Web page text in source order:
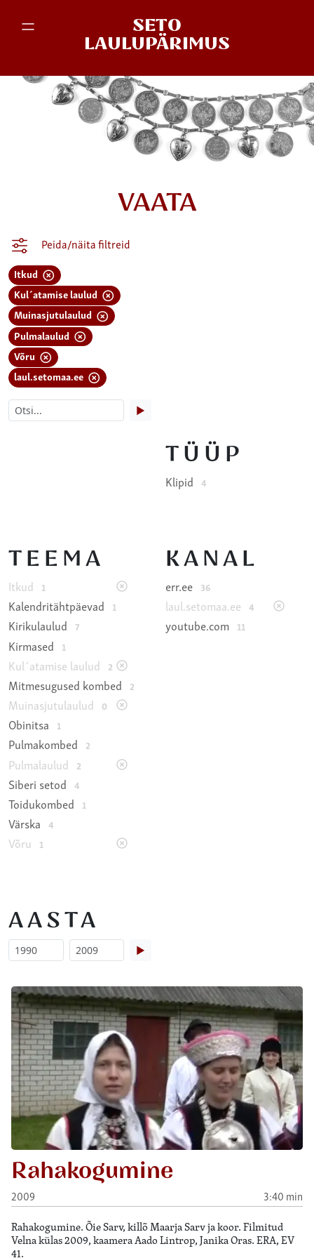
SETO
LAULUPÄRIMUS
VAATA
Peida/näita filtreid
Itkud
Kul´atamise laulud
Muinasjutulaulud
Pulmalaulud
Võru
laul.setomaa.ee
▶
TÜÜP
Klipid 4
TEEMA
Itkud 1
Kalendritähtpäevad 1
Kirikulaulud 7
Kirmased 1
Kul´atamise laulud 2
Mitmesugused kombed 2
Muinasjutulaulud 0
Obinitsa 1
Pulmakombed 2
Pulmalaulud 2
Siberi setod 4
Toidukombed 1
Värska 4
Võru 1
KANAL
err.ee 36
laul.setomaa.ee 4
youtube.com 11
AASTA
▶
Rahakogumine
2009 3:40 min
Rahakogumine. Õie Sarv, killõ Maarja Sarv ja koor. Filmitud
Velna külas 2009, kaamera Aado Lintrop, Janika Oras. ERA, EV
41.